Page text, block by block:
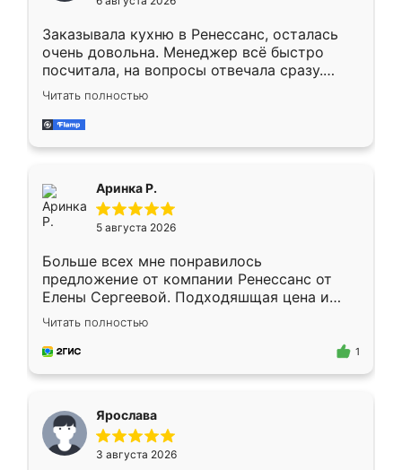
мебели буду заказывать только здесь.
Заказывала кухню в Ренессанс, осталась
очень довольна. Менеджер всё быстро
посчитала, на вопросы отвечала сразу.
Замерщик приехал в субботу, подошёл к
делу со всей ответственностью. Собрали
за день, ребята работали аккуратно, даже
Читать полностью
Аринка Р.
5 августа 2026
Больше всех мне понравилось
предложение от компании Ренессанс от
Елены Сергеевой. Подходяшщая цена и
короткие сроки изготовления. Приехавший
для замера сотрудник Владислав
предложил по моему эскизу самый
Читать полностью
1
Ярослава
3 августа 2026